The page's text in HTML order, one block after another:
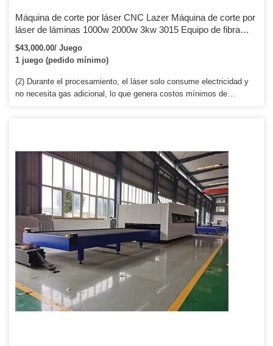
Máquina de corte por láser CNC Lazer Máquina de corte por
láser de láminas 1000w 2000w 3kw 3015 Equipo de fibra
óptica Cnc Lazer Cutter Máquina de corte por láser de fibra
de metal de carbono para láminas de acero inoxidable
$43,000.00/ Juego
1 juego (pedido mínimo)
(2) Durante el procesamiento, el láser solo consume electricidad y
no necesita gas adicional, lo que genera costos mínimos de
prueba, también brindaremos alojamiento durante el período de